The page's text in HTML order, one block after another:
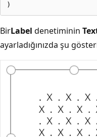
BirLabel denetiminin
ayarladığınızda şu